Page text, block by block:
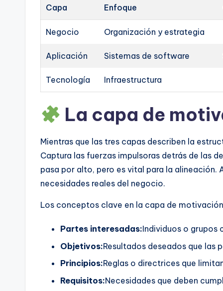
Capa Enfoque
Negocio Organización y estrategia
Aplicación Sistemas de software
Tecnología Infraestructura
La capa de
Mientras que las tres capas describen la
Captura las fuerzas impulsoras detrás de las
pasa por alto, pero es vital para la alineación.
necesidades reales del negocio.
Los conceptos clave en la capa de
Partes interesadas:Individuos o grupos
Objetivos:Resultados deseados que las
Principios:Reglas o directrices que
Requisitos:Necesidades que deben